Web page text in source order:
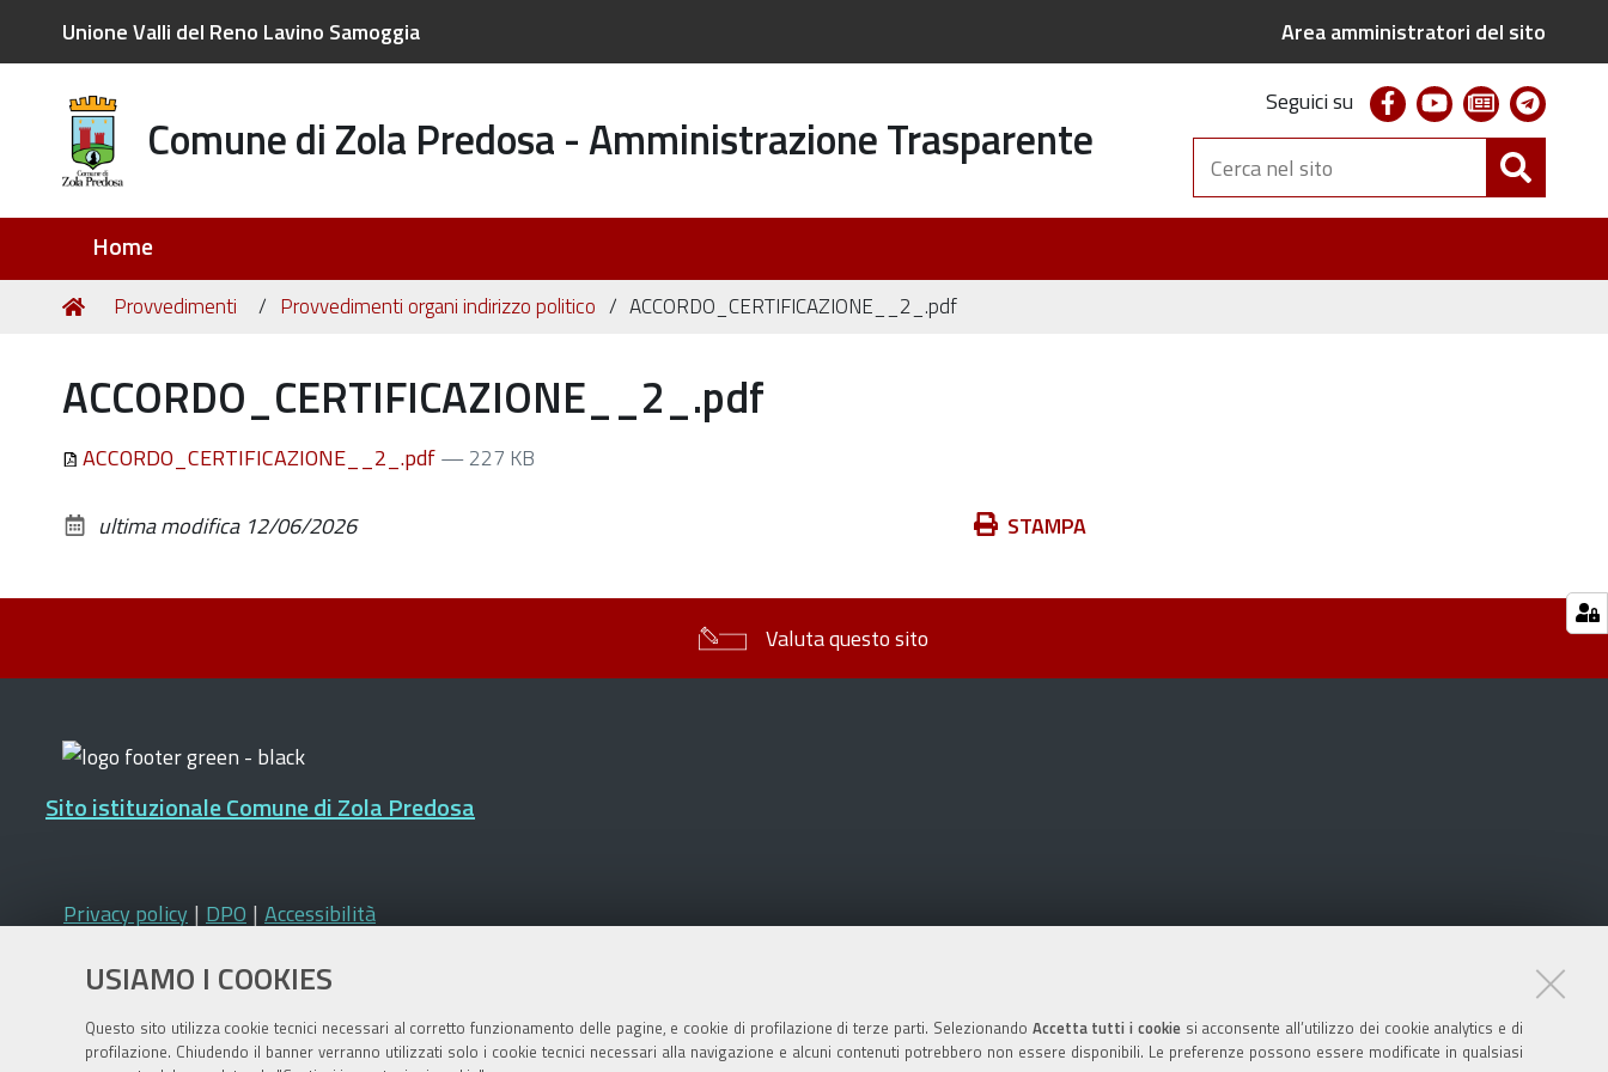
USIAMO I COOKIES
Questo sito utilizza cookie tecnici necessari al corretto funzionamento delle pagine, e cookie di profilazione di terze parti. Selezionando Accetta tutti i cookiesi acconsente all’utilizzo dei cookie analytics e di
profilazione. Chiudendo il banner verranno utilizzati solo i cookie tecnici necessari alla navigazione e alcuni contenuti potrebbero non essere disponibili. Le preferenze possono essere modificate in qualsiasi
Unione Valli del Reno Lavino Samoggia Area amministratori del sito
Comune di Zola Predosa - Amministrazione Trasparente
Seguici su facebookyoutubenewsletter
Cerca
nel
sito
Home
Tu
Home
Provvedimenti Provvedimenti organi indirizzo politico ACCORDO_CERTIFICAZIONE__2_.pdf
ACCORDO_CERTIFICAZIONE__2_.pdf
ACCORDO_CERTIFICAZIONE__2_.pdf— 227 KB
Azioni STAMPA
ultima modifica 12/06/2026
Valuta questo sito
Sito istituzionale Comune di Zola Predosa
Privacy policy | DPO | Accessibilità